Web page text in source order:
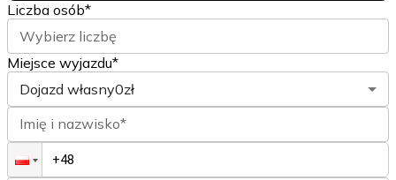
Liczba osób*
Wybierz liczbę
Miejsce wyjazdu*
Dojazd własny0zł
Imię i nazwisko*